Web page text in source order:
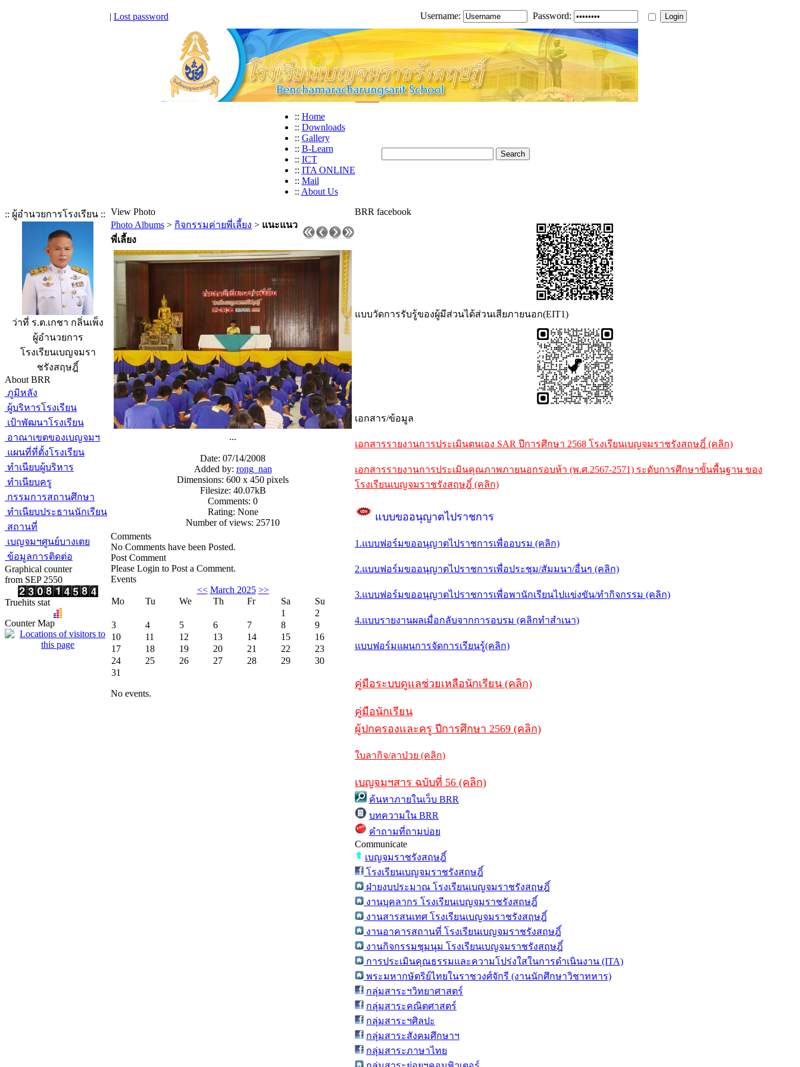
| Lost password Username: Password:
:: Home
:: Downloads
:: Gallery
:: B-Learn
:: ICT
:: ITA ONLINE
:: Mail
:: About Us
:: ผู้อำนวยการโรงเรียน ::
ว่าที่ ร.ต.เกชา กลิ่นเพ็ง
ผู้อำนวยการ
โรงเรียนเบญจมรา
ชรังสฤษฎิ์
About BRR
ภูมิหลัง
ผู้บริหารโรงเรียน
เป้าพัฒนาโรงเรียน
อาณาเขตของเบญจมฯ
แผนที่ที่ตั้งโรงเรียน
ทำเนียบผู้บริหาร
ทำเนียบครู
กรรมการสถานศึกษา
ทำเนียบประธานนักเรียน
สถานที่
เบญจมฯศูนย์บางเตย
ข้อมูลการติดต่อ
Graphical counter
from SEP 2550
Truehits stat
Counter Map
View Photo
Photo Albums > กิจกรรมค่ายพี่เลี้ยง > แนะแนว
พี่เลี้ยง
...
Date: 07/14/2008
Added by: rong_nan
Dimensions: 600 x 450 pixels
Filesize: 40.07kB
Comments: 0
Rating: None
Number of views: 25710
Comments
No Comments have been Posted.
Post Comment
Please Login to Post a Comment.
Events
<< March 2025 >>
Mo
Tu We Th Fr Sa
Su
1
2
3
4 5 6 7 8
9
10
11 12 13 14 15
16
17
18 19 20 21 22
23
24
25 26 27 28 29
30
31
No events.
BRR facebook
แบบวัดการรับรู้ของผู้มีส่วนได้ส่วนเสียภายนอก(EIT1)
เอกสาร/ข้อมูล
เอกสารรายงานการประเมินตนเอง SAR ปีการศึกษา 2568 โรงเรียนเบญจมราชรังสฤษฎิ์ (คลิก)
เอกสารรายงานการประเมินคุณภาพภายนอกรอบห้า (พ.ศ.2567-2571) ระดับการศึกษาขั้นพื้นฐาน ของ
โรงเรียนเบญจมราชรังสฤษฎิ์ (คลิก)
แบบขออนุญาตไปราชการ
1.แบบฟอร์มขออนุญาตไปราชการเพื่ออบรม (คลิก)
2.แบบฟอร์มขออนุญาตไปราชการเพื่อประชุม/สัมมนา/อื่นๆ (คลิก)
3.แบบฟอร์มขออนุญาตไปราชการเพื่อพานักเรียนไปแข่งขัน/ทำกิจกรรม (คลิก)
4.แบบรายงานผลเมื่อกลับจากการอบรม (คลิกทำสำเนา)
แบบฟอร์มแผนการจัดการเรียนรู้(คลิก)
คู่มือระบบดูแลช่วยเหลือนักเรียน (คลิก)
คู่มือนักเรียน
ผู้ปกครองและครู ปีการศึกษา 2569 (คลิก)
ใบลากิจ/ลาป่วย (คลิก)
เบญจมฯสาร ฉบับที่ 56 (คลิก)
ค้นหาภายในเว็บ BRR
บทความใน BRR
คำถามที่ถามบ่อย
Communicate
เบญจมราชรังสฤษฎิ์
โรงเรียนเบญจมราชรังสฤษฎิ์
ฝ่ายงบประมาณ โรงเรียนเบญจมราชรังสฤษฎิ์
งานบุคลากร โรงเรียนเบญจมราชรังสฤษฎิ์
งานสารสนเทศ โรงเรียนเบญจมราชรังสฤษฎิ์
งานอาคารสถานที่ โรงเรียนเบญจมราชรังสฤษฎิ์
งานกิจกรรมชุมนุม โรงเรียนเบญจมราชรังสฤษฎิ์
การประเมินคุณธรรมและความโปร่งใสในการดำเนินงาน (ITA)
พระมหากษัตริย์ไทยในราชวงศ์จักรี (งานนักศึกษาวิชาทหาร)
กลุ่มสาระฯวิทยาศาสตร์
กลุ่มสาระคณิตศาสตร์
กลุ่มสาระฯศิลปะ
กลุ่มสาระสังคมศึกษาฯ
กลุ่มสาระภาษาไทย